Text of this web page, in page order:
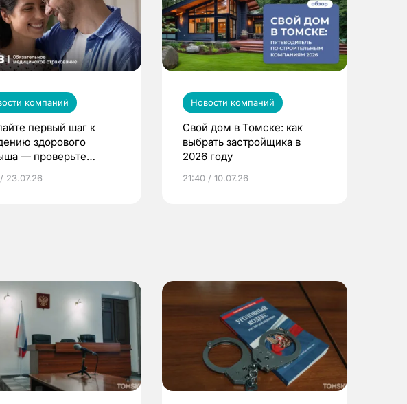
компаний
первый шаг к
здорового
— проверьте
23.07.26
Новости компаний
Свой дом в Томске: как
выбрать застройщика в
2026 году
21:40 / 10.07.26